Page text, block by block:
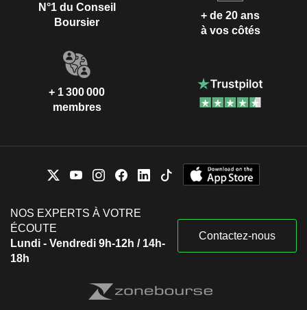
N°1 du Conseil
Boursier
+ de 20 ans
à vos côtés
+ 1 300 000
membres
NOS EXPERTS À VOTRE
ÉCOUTE
Lundi - Vendredi 9h-12h / 14h-
18h
Contactez-nous